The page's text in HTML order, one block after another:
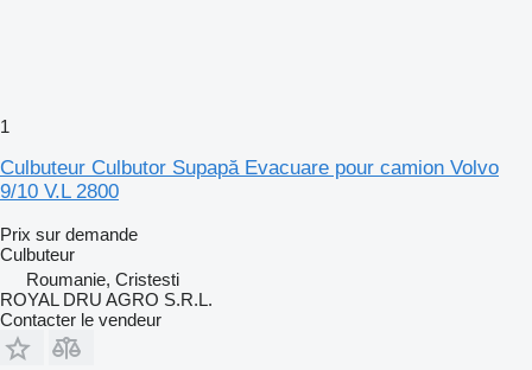
1
Culbuteur Culbutor Supapă Evacuare pour camion Volvo
9/10 V.L 2800
Prix sur demande
Culbuteur
Roumanie, Cristesti
ROYAL DRU AGRO S.R.L.
Contacter le vendeur